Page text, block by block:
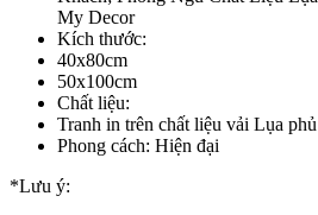
My Decor
Kích thước:
40x80cm
50x100cm
Chất liệu:
Tranh in trên chất liệu vải Lụa
Phong cách: Hiện đại
*Lưu ý: